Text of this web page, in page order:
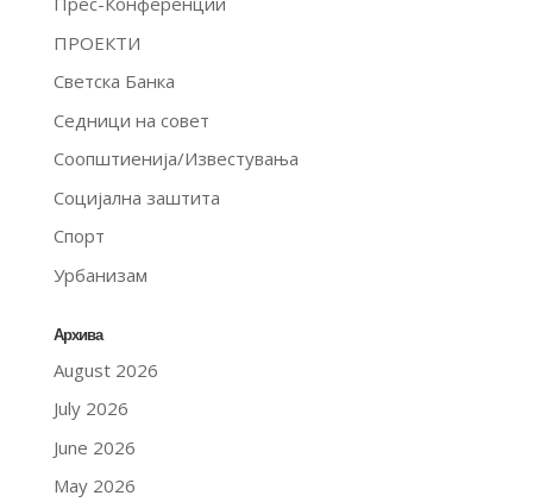
ПРОЕКТИ
Светска Банка
Седници на совет
Соопштиенија/Известувања
Социјална заштита
Спорт
Урбанизам
Архива
August 2026
July 2026
June 2026
May 2026